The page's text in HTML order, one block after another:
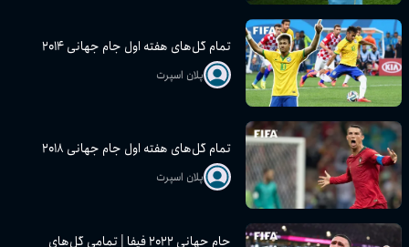
تمام گل‌های هفته اول جام جهانی ۲۰۱۴
پلان اسپرت
تمام گل‌های هفته اول جام جهانی ۲۰۱۸
پلان اسپرت
جام جهانی ۲۰۲۲ فیفا | تمامی گل‌های